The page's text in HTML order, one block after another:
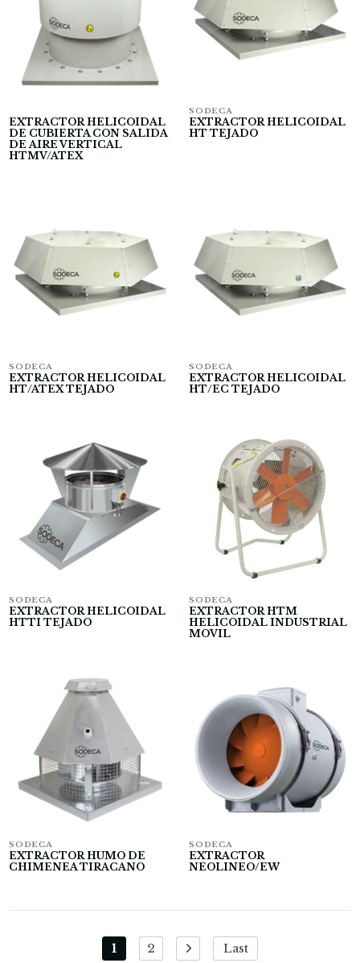
EXTRACTOR HELICOIDAL
DE CUBIERTA CON SALIDA
DE AIRE VERTICAL
HTMV/ATEX
SODECA
EXTRACTOR HELICOIDAL
HT TEJADO
SODECA
EXTRACTOR HELICOIDAL
HT/ATEX TEJADO
SODECA
EXTRACTOR HELICOIDAL
HT/EC TEJADO
SODECA
EXTRACTOR HELICOIDAL
HTTI TEJADO
SODECA
EXTRACTOR HTM
HELICOIDAL INDUSTRIAL
MOVIL
SODECA
EXTRACTOR HUMO DE
CHIMENEA TIRACANO
SODECA
EXTRACTOR
NEOLINEO/EW
1 2 Last